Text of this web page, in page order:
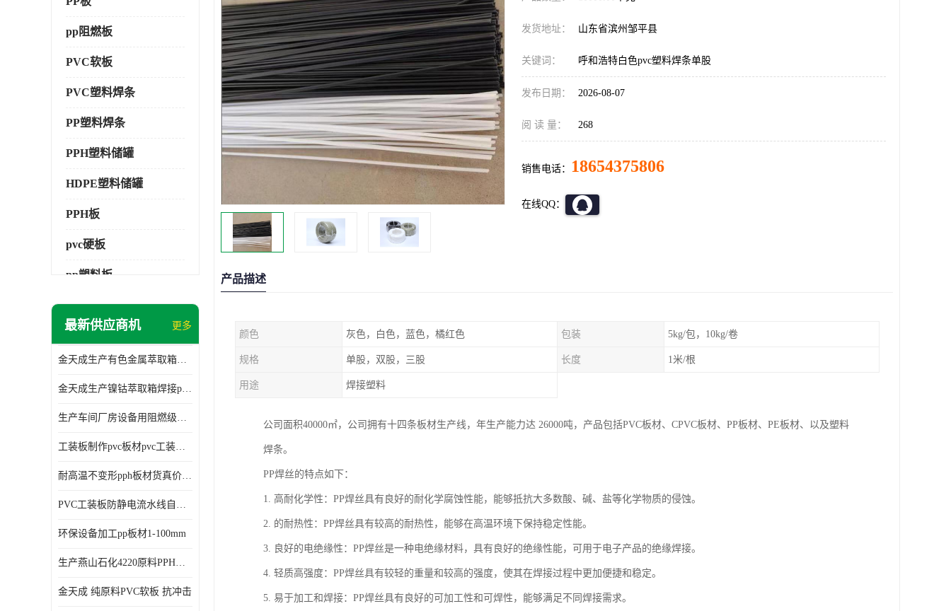
pp阻燃板
PVC软板
PVC塑料焊条
PP塑料焊条
PPH塑料储罐
HDPE塑料储罐
PPH板
pvc硬板
pp塑料板
pvc萃取板
最新供应商机 更多
金天成生产有色金属萃取箱焊接pvc板
金天成生产镍钴萃取箱焊接pvc萃取板
生产车间厂房设备用阻燃级别pp硬板
工装板制作pvc板材pvc工装板材可折弯
耐高温不变形pph板材货真价值pph板材
PVC工装板防静电流水线自动化倍速线工装板
环保设备加工pp板材1-100mm
生产燕山石化4220原料PPH板材
金天成 纯原料PVC软板 抗冲击
发货地址： 山东省滨州邹平县
关键词： 呼和浩特白色pvc塑料焊条单股
发布日期： 2026-08-07
阅 读 量： 268
销售电话： 18654375806
在线QQ：
产品描述
颜色 灰色，白色，蓝色，橘红色 包装 5kg/包，10kg/卷
规格 单股，双股，三股 长度 1米/根
用途 焊接塑料
公司面积40000㎡，公司拥有十四条板材生产线，年生产能力达 26000吨，产品包括PVC板材、CPVC板材、PP板材、PE板材、以及塑料
焊条。
PP焊丝的特点如下：
1. 高耐化学性：PP焊丝具有良好的耐化学腐蚀性能，能够抵抗大多数酸、碱、盐等化学物质的侵蚀。
2. 的耐热性：PP焊丝具有较高的耐热性，能够在高温环境下保持稳定性能。
3. 良好的电绝缘性：PP焊丝是一种电绝缘材料，具有良好的绝缘性能，可用于电子产品的绝缘焊接。
4. 轻质高强度：PP焊丝具有较轻的重量和较高的强度，使其在焊接过程中更加便捷和稳定。
5. 易于加工和焊接：PP焊丝具有良好的可加工性和可焊性，能够满足不同焊接需求。